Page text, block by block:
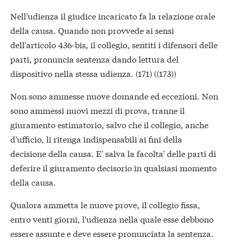
Nell'udienza il giudice incaricato fa la relazione orale
della causa. Quando non provvede ai sensi
dell'articolo 436-bis, il collegio, sentiti i difensori delle
parti, pronuncia sentenza dando lettura del
dispositivo nella stessa udienza. (171) ((173))
Non sono ammesse nuove domande ed eccezioni. Non
sono ammessi nuovi mezzi di prova, tranne il
giuramento estimatorio, salvo che il collegio, anche
d'ufficio, li ritenga indispensabili ai fini della
decisione della causa. E' salva la facolta' delle parti di
deferire il giuramento decisorio in qualsiasi momento
della causa.
Qualora ammetta le nuove prove, il collegio fissa,
entro venti giorni, l'udienza nella quale esse debbono
essere assunte e deve essere pronunciata la sentenza.